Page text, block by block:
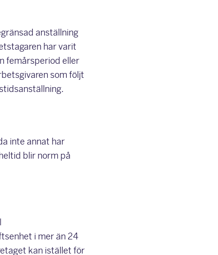
anställning
har varit
femårsperiod eller
som följt
inte annat har
blir norm på
i mer än 24
kan istället för